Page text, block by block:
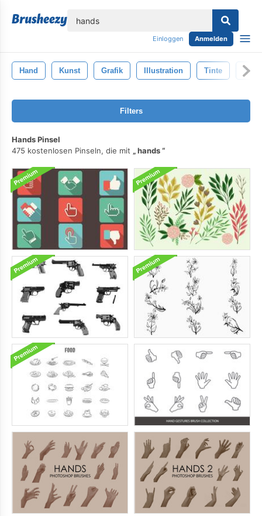
Einloggen Anmelden
Hand Kunst Grafik Illustration Tinte
Filters
Hands Pinsel
475 kostenlosen Pinseln, die mit
hands